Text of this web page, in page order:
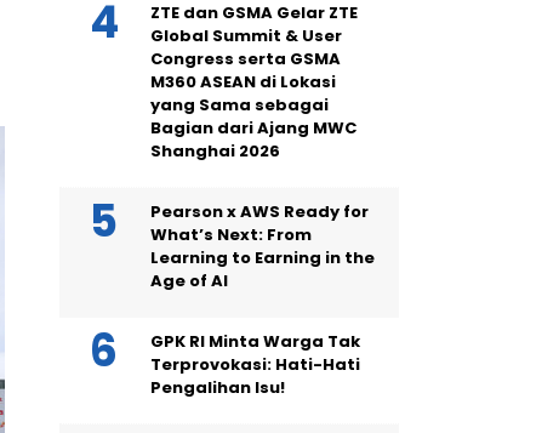
ZTE dan GSMA Gelar ZTE
Global Summit & User
Congress serta GSMA
M360 ASEAN di Lokasi
yang Sama sebagai
Bagian dari Ajang MWC
Shanghai 2026
Pearson x AWS Ready for
What’s Next: From
Learning to Earning in the
Age of AI
GPK RI Minta Warga Tak
Terprovokasi: Hati-Hati
Pengalihan Isu!